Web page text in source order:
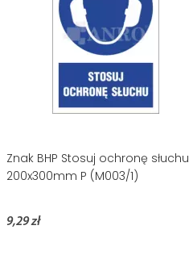
Znak BHP Stosuj ochronę słuchu
200x300mm P (M003/1)
9,29 zł